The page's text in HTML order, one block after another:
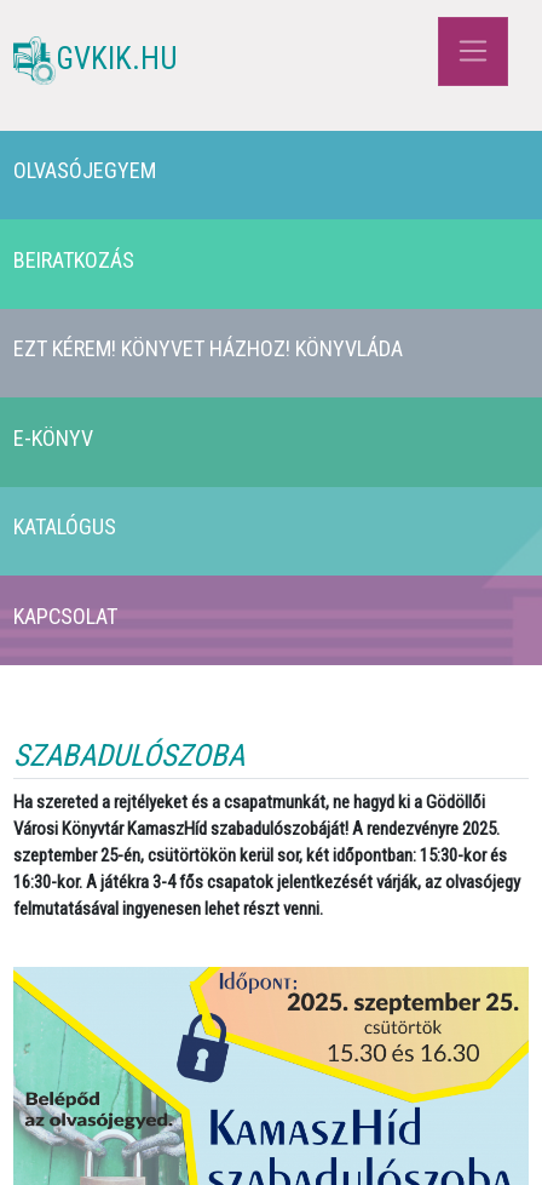
GVKIK.HU
OLVASÓJEGYEM
BEIRATKOZÁS
EZT KÉREM! KÖNYVET HÁZHOZ! KÖNYVLÁDA
E-KÖNYV
KATALÓGUS
KAPCSOLAT
SZABADULÓSZOBA
Ha szereted a rejtélyeket és a csapatmunkát, ne hagyd ki a Gödöllői
Városi KönyvtárKamaszHíd szabadulószobáját! A rendezvényre 2025.
szeptember 25-én, csütörtökön kerül sor, két időpontban: 15:30-kor és
16:30-kor. A játékra 3-4 fős csapatok jelentkezését várják, az olvasójegy
felmutatásával ingyenesen lehet részt venni.